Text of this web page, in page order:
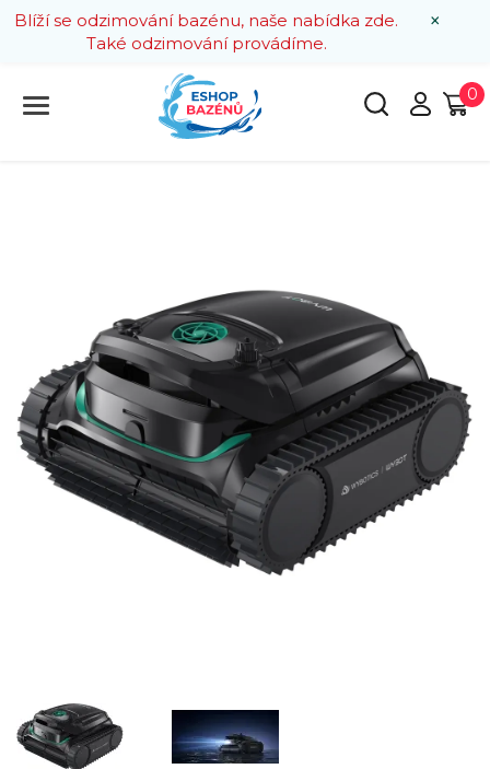
×
Blíží se odzimování bazénu, naše nabídka zde.
Také odzimování provádíme.
0